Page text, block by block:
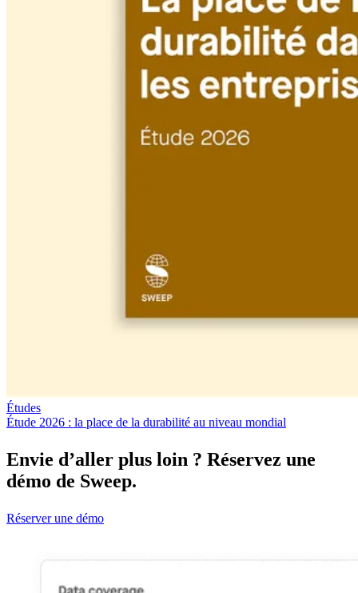
Études
Étude 2026 : la place de la durabilité au niveau mondial
Envie d’aller plus loin ? Réservez une
démo de Sweep.
Réserver une démo